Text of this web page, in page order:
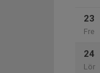
23
Fre
24
Lör